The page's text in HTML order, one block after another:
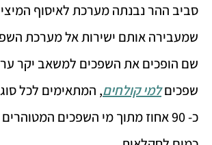
סביב ההר נבנתה מערכת לאיסוף
שמעבירה אותם ישירות אל מערכת
שם הופכים את השפכים למשאב יקר
שפכיםלמי קולחים, המתאימים לכל
כ- 90 אחוז מתוך מי השפכים